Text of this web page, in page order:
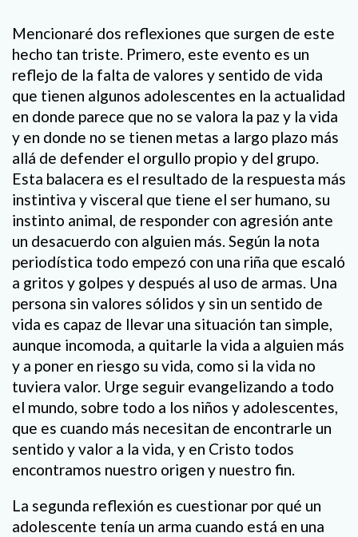
Mencionaré dos reflexiones que surgen de este
hecho tan triste. Primero, este evento es un
reflejo de la falta de valores y sentido de vida
que tienen algunos adolescentes en la actualidad
en donde parece que no se valora la paz y la vida
y en donde no se tienen metas a largo plazo más
allá de defender el orgullo propio y del grupo.
Esta balacera es el resultado de la respuesta más
instintiva y visceral que tiene el ser humano, su
instinto animal, de responder con agresión ante
un desacuerdo con alguien más. Según la nota
periodística todo empezó con una riña que escaló
a gritos y golpes y después al uso de armas. Una
persona sin valores sólidos y sin un sentido de
vida es capaz de llevar una situación tan simple,
aunque incomoda, a quitarle la vida a alguien más
y a poner en riesgo su vida, como si la vida no
tuviera valor. Urge seguir evangelizando a todo
el mundo, sobre todo a los niños y adolescentes,
que es cuando más necesitan de encontrarle un
sentido y valor a la vida, y en Cristo todos
encontramos nuestro origen y nuestro fin.
La segunda reflexión es cuestionar por qué un
adolescente tenía un arma cuando está en una